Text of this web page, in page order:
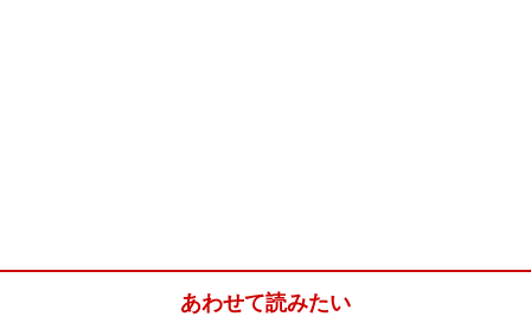
あわせて読みたい